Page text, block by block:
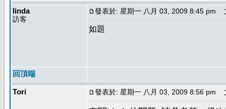
linda
訪客
發表於: 星期一 八月 03, 2009 8:45 pm
如題
回頂端
Tori 發表於: 星期一 八月 03, 2009 8:56 pm